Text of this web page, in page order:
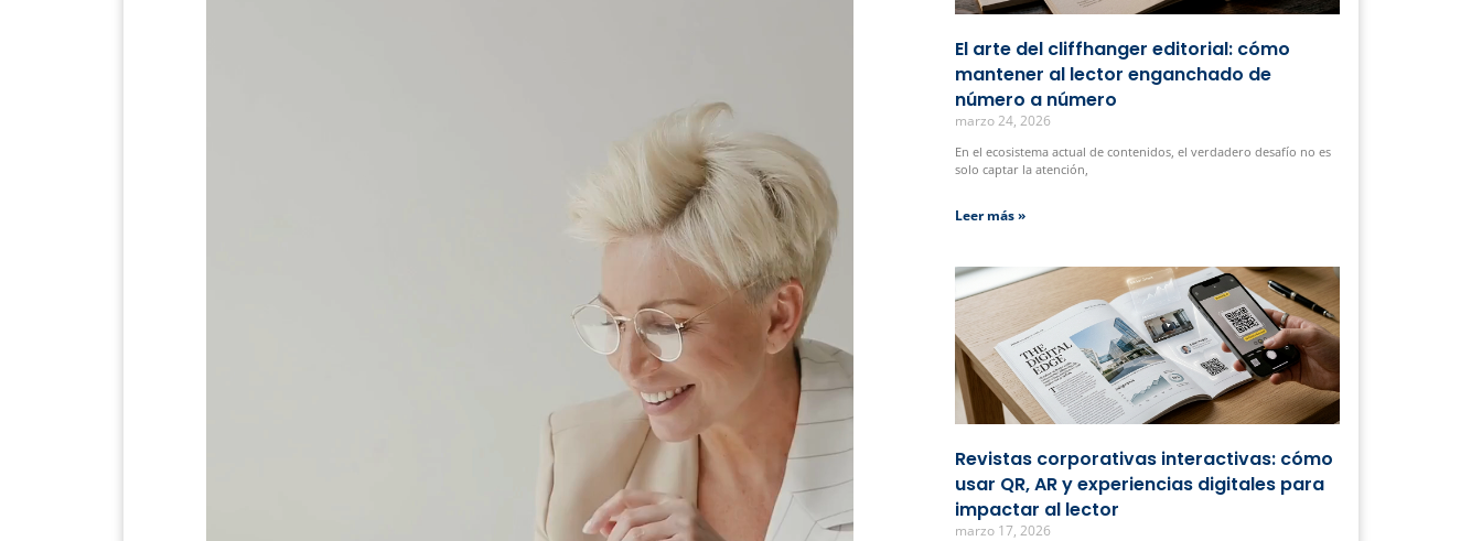
El arte del cliffhanger editorial: cómo
mantener al lector enganchado de
número a número
marzo 24, 2026
En el ecosistema actual de contenidos, el verdadero desafío no es
solo captar la atención,
Leer más »
Revistas corporativas interactivas: cómo
usar QR, AR y experiencias digitales para
impactar al lector
marzo 17, 2026